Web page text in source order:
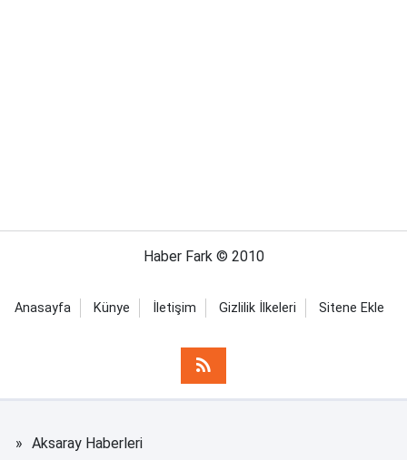
Haber Fark © 2010
Anasayfa Künye İletişim Gizlilik İlkeleri Sitene Ekle
Aksaray Haberleri